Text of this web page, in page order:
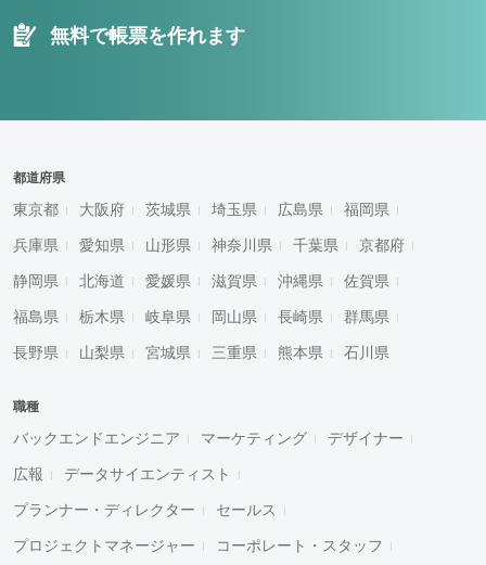
無料で帳票を作れます
都道府県
東京都 大阪府 茨城県 埼玉県 広島県 福岡県
兵庫県 愛知県 山形県 神奈川県 千葉県 京都府
静岡県 北海道 愛媛県 滋賀県 沖縄県 佐賀県
福島県 栃木県 岐阜県 岡山県 長崎県 群馬県
長野県 山梨県 宮城県 三重県 熊本県 石川県
職種
バックエンドエンジニア マーケティング デザイナー
広報 データサイエンティスト
プランナー・ディレクター セールス
プロジェクトマネージャー コーポレート・スタッフ